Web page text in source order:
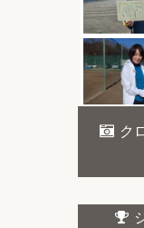
ク